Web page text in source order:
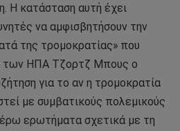
Η κατάσταση αυτή έχει
να αμφισβητήσουν την
της τρομοκρατίας» που
των ΗΠΑ Τζορτζ Μπους ο
για το αν η τρομοκρατία
με συμβατικούς πολεμικούς
ερωτήματα σχετικά με τη